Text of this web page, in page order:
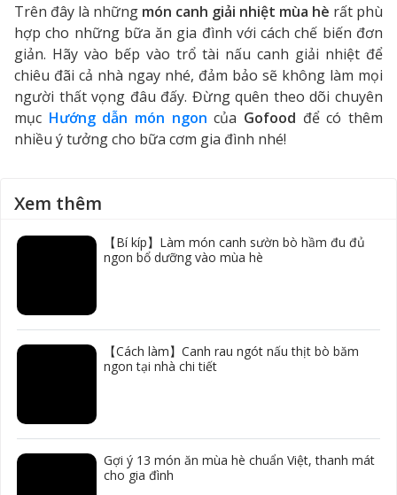
Trên đây là những món canh giải nhiệt mùa hè rất phù
hợp cho những bữa ăn gia đình với cách chế biến đơn
giản. Hãy vào bếp vào trổ tài nấu canh giải nhiệt để
chiêu đãi cả nhà ngay nhé, đảm bảo sẽ không làm mọi
người thất vọng đâu đấy. Đừng quên theo dõi chuyên
mục Hướng dẫn món ngon của Gofood để có thêm
nhiều ý tưởng cho bữa cơm gia đình nhé!
Xem thêm
【Bí kíp】Làm món canh sườn bò hầm đu đủ
ngon bổ dưỡng vào mùa hè
【Cách làm】Canh rau ngót nấu thịt bò băm
ngon tại nhà chi tiết
Gợi ý 13 món ăn mùa hè chuẩn Việt, thanh mát
cho gia đình